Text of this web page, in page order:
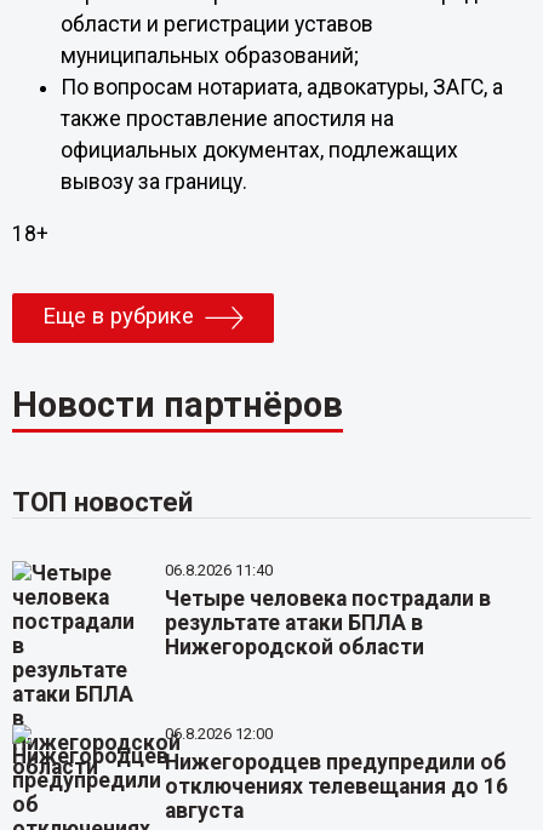
области и регистрации уставов
муниципальных образований;
По вопросам нотариата, адвокатуры, ЗАГС, а
также проставление апостиля на
официальных документах, подлежащих
вывозу за границу.
18+
Еще в рубрике
Новости партнёров
ТОП новостей
06.8.2026 11:40
Четыре человека пострадали в
результате атаки БПЛА в
Нижегородской области
06.8.2026 12:00
Нижегородцев предупредили об
отключениях телевещания до 16
августа